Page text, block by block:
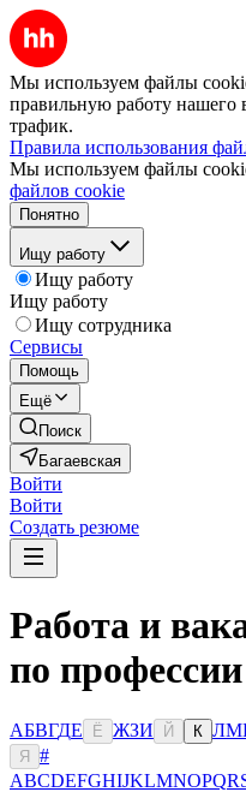
Мы используем файлы
правильную работу нашего
трафик.
Правила использования
Мы используем файлы
файлов cookie
Понятно
Ищу работу
Ищу работу
Ищу работу
Ищу сотрудника
Сервисы
Помощь
Ещё
Поиск
Багаевская
Войти
Войти
Создать резюме
Работа и
по
АБВГДЕ Ё ЖЗИ Й К ЛМ
Я
#
ABCDEFGHIJKLMNOPQR